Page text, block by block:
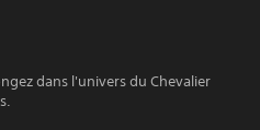
dans l'univers du Chevalier